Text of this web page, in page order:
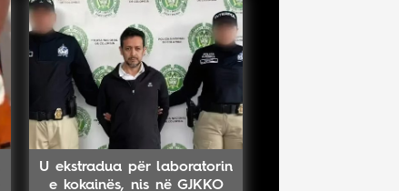
U ekstradua për laboratorin
e kokainës, nis në GJKKO